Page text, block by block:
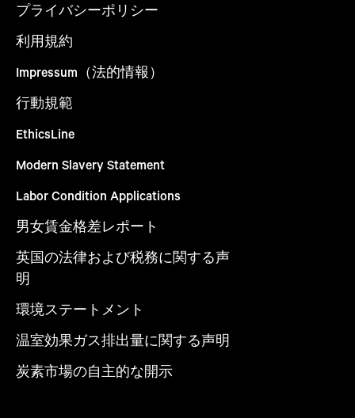
プライバシーポリシー
利用規約
Impressum（法的情報）
行動規範
EthicsLine
Modern Slavery Statement
Labor Condition Applications
男女賃金格差レポート
英国の法律および税務に関する声
明
環境ステートメント
温室効果ガス排出量に関する声明
炭素市場の自主的な開示